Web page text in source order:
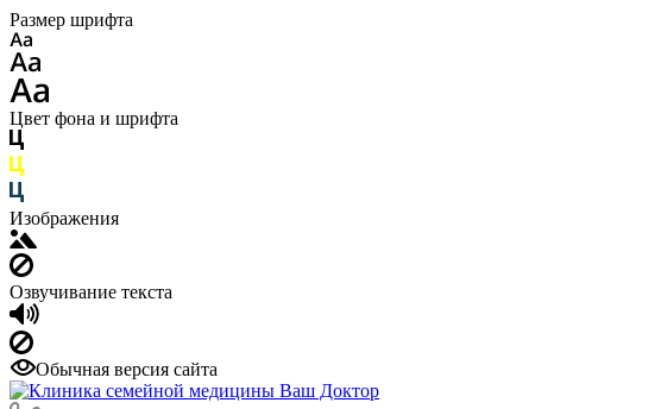
Размер шрифта
Цвет фона и шрифта
Изображения
Озвучивание текста
Обычная версия сайта